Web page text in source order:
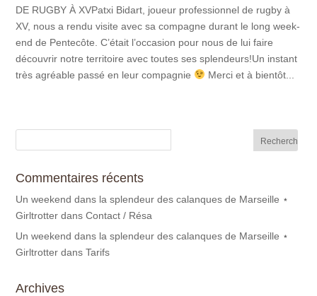
DE RUGBY À XVPatxi Bidart, joueur professionnel de rugby à
XV, nous a rendu visite avec sa compagne durant le long week-
end de Pentecôte. C’était l’occasion pour nous de lui faire
découvrir notre territoire avec toutes ses splendeurs!Un instant
très agréable passé en leur compagnie
Merci et à bientôt...
Commentaires récents
Un weekend dans la splendeur des calanques de Marseille ⋆
Girltrotter dansContact / Résa
Un weekend dans la splendeur des calanques de Marseille ⋆
Girltrotter dansTarifs
Archives